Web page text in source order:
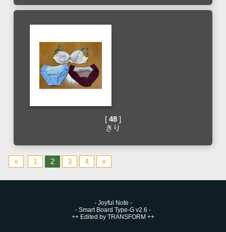
[ 48]
きり
« 1 2 3 4 »
- Joyful Note -
- Smart Board Type-G v2.6 -
++ Edited by TRANSFORM ++